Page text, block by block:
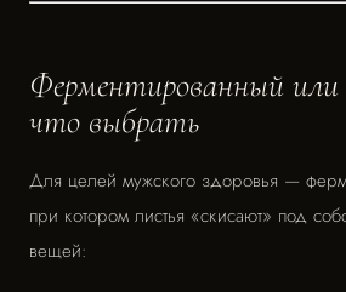
Ферментированный
что выбрать
Для целей мужского здоровья —
при котором листья «скисают» под
вещей: